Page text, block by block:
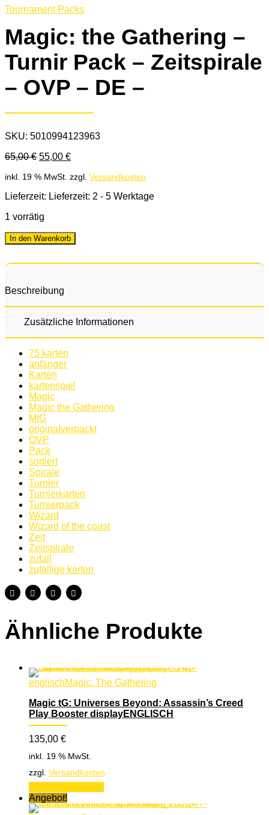
Tournament Packs
Magic: the Gathering –
Turnir Pack – Zeitspirale
– OVP – DE –
SKU: 5010994123963
65,00€ Ursprünglicher
war:
55,00 €Aktueller
ist:
inkl. 19 % MwSt. zzgl. Versandkosten
Lieferzeit: Lieferzeit: 2 - 5 Werktage
1 vorrätig
In den Warenkorb
Beschreibung
Zusätzliche Informationen
75 karten
anfänger
Karten
kartenspiel
Magic
Magic the Gathering
MtG
originalverpackt
OVP
Pack
sortiert
Spirale
Turnier
Turnierkarten
Turnierpack
Wizard
Wizard of the coast
Zeit
Zeitspirale
zufall
zufällige karten
Ähnliche Produkte
englischMagic: The Gathering
Magic tG: Universes Beyond: Assassin’s Creed
Play Booster displayENGLISCH
135,00 €
inkl. 19 % MwSt.
zzgl. Versandkosten
Angebot!